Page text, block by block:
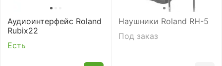
Аудиоинтерфейс Roland
Rubix22
Есть
Наушники Roland RH-5
Под заказ